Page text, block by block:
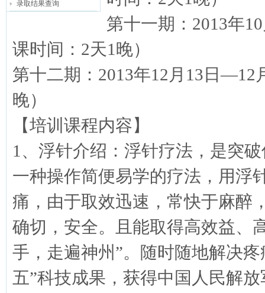
录取结果查询
第十一期：2013年
课时间：2天1晚）
第十二期：2013年12月13日—12
晚）
【培训课程内容】
1、浮针介绍：浮针疗法，是突
一种操作简便易学的疗法，用浮
痛，由于取效迅速，常快于麻醉
确切，安全。且能取得高效益、
手，走遍神州”。随时随地解决
五”科技成果，获得中国人民解